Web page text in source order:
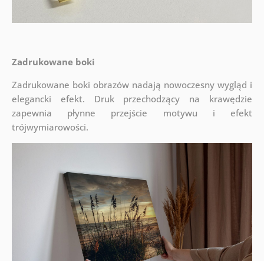
Zadrukowane boki
Zadrukowane boki obrazów nadają nowoczesny wygląd i
elegancki efekt. Druk przechodzący na krawędzie
zapewnia płynne przejście motywu i efekt
trójwymiarowości.